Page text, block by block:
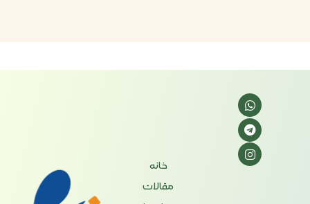
خانه
مقالات